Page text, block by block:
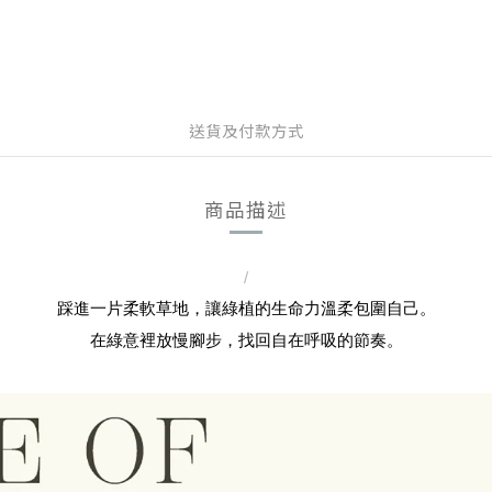
送貨及付款方式
商品描述
/
踩進一片柔軟草地，讓綠植的生命力溫柔包圍自己。
在綠意裡放慢腳步，找回自在呼吸的節奏。